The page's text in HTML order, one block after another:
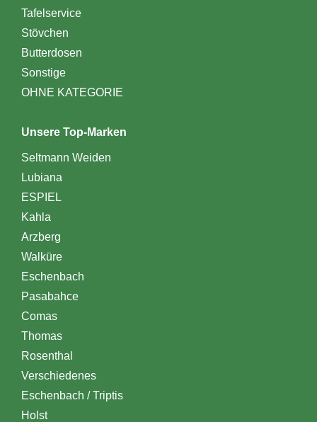
Tafelservice
Stövchen
Butterdosen
Sonstige
OHNE KATEGORIE
Unsere Top-Marken
Seltmann Weiden
Lubiana
ESPIEL
Kahla
Arzberg
Walküre
Eschenbach
Pasabahce
Comas
Thomas
Rosenthal
Verschiedenes
Eschenbach / Triptis
Holst